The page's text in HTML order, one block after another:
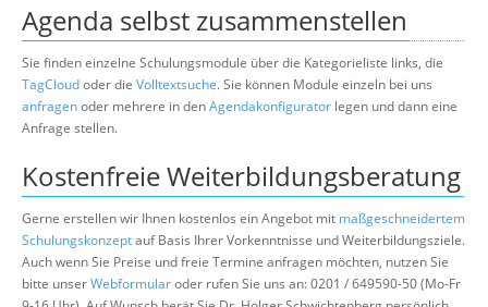
Agenda selbst zusammenstellen
Sie finden einzelne Schulungsmodule über die Kategorieliste links, die
TagCloudoder die Volltextsuche. Sie können Module einzeln bei uns
anfragenoder mehrere in denAgendakonfigurator legen und dann eine
Anfrage stellen.
Kostenfreie Weiterbildungsberatung
Gerne erstellen wir Ihnen kostenlos ein Angebot mit maßgeschneidertem
Schulungskonzeptauf Basis Ihrer Vorkenntnisse und Weiterbildungsziele.
Auch wenn Sie Preise und freie Termine anfragen möchten, nutzen Sie
bitte unserWebformularoder rufen Sie uns an: 0201 / 649590-50 (Mo-Fr